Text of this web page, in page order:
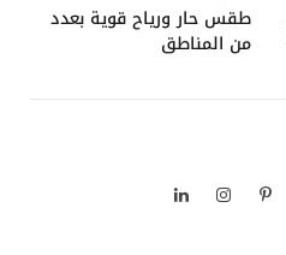
طقس حار ورياح قوية بعدد
من المناطق
بينتيريستالانستغراملينكدإن